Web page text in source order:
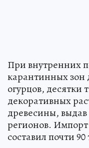
При внутренних
карантинных зон
огурцов, десятки
декоративных
древесины, выдав
регионов. Импорт
составил почти